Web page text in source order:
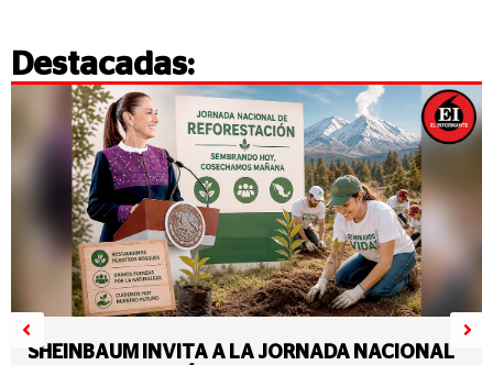
Destacadas:
SHEINBAUM INVITA A LA JORNADA NACIONAL